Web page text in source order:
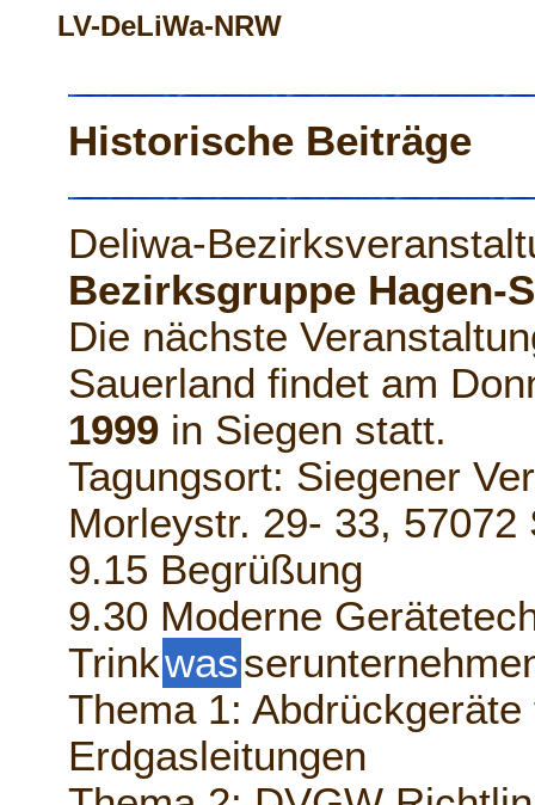
LV-DeLiWa-NRW
Historische Beiträge
Deliwa-
Bezirksgruppe Hagen-
Die nächste
Sauerland findet am
1999in Siegen statt.
Tagungsort: Siegener
Morleystr. 29- 33, 57072
9.15 Begrüßung
9.30 Moderne
Trinkwas
Thema 1:
Erdgasleitungen